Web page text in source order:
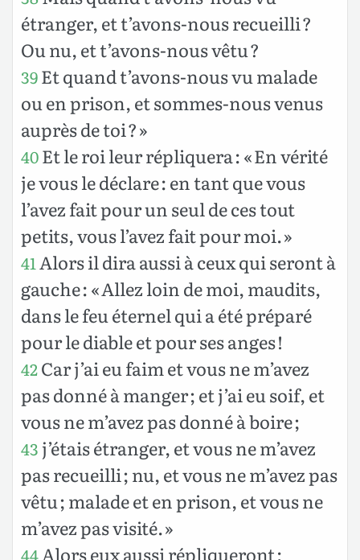
étranger, et t’avons-nous recueilli ?
Ou nu, et t’avons-nous vêtu ?
39Et quand t’avons-nous vu malade
ou en prison, et sommes-nous venus
auprès de toi ? »
40Et le roi leur répliquera : « En vérité
je vous le déclare : en tant que vous
l’avez fait pour un seul de ces tout
petits, vous l’avez fait pour moi. »
41 Alors il dira aussi à ceux qui seront à
gauche : « Allez loin de moi, maudits,
dans le feu éternel qui a été préparé
pour le diable et pour ses anges !
42Car j’ai eu faim et vous ne m’avez
pas donné à manger ; et j’ai eu soif, et
vous ne m’avez pas donné à boire ;
43 j’étais étranger, et vous ne m’avez
pas recueilli ; nu, et vous ne m’avez pas
vêtu ; malade et en prison, et vous ne
m’avez pas visité. »
44Alors eux aussi répliqueront :